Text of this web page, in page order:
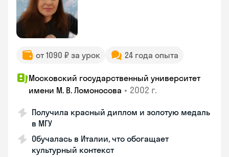
от 1090 ₽ за урок 24 года опыта
Московский государственный университет
имени М. В. Ломоносова • 2002 г.
Получила красный диплом и золотую медаль
в МГУ
Обучалась в Италии, что обогащает
культурный контекст